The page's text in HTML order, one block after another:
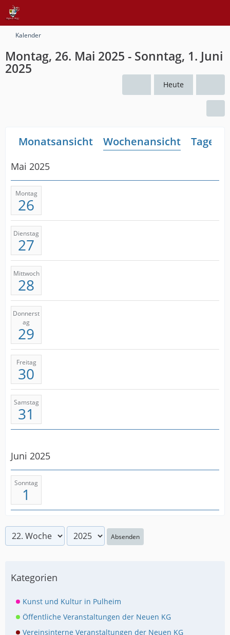
Kalender
Montag, 26. Mai 2025 - Sonntag, 1. Juni
2025
Heute
Monatsansicht Wochenansicht
Mai 2025
Montag
26
Dienstag
27
Mittwoch
28
Donnerst
ag
29
Freitag
30
Samstag
31
Juni 2025
Sonntag
1
Absenden
Kategorien
Kunst und Kultur in Pulheim
Öffentliche Veranstaltungen der Neuen KG
Vereinsinterne Veranstaltungen der Neuen KG